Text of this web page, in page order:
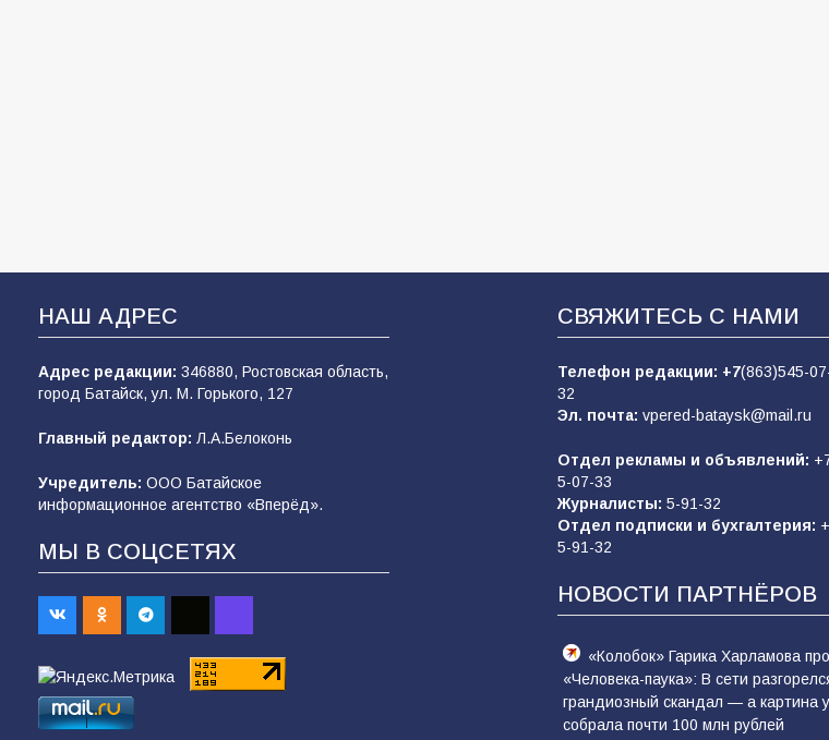
НАШ АДРЕС
Адрес редакции: 346880, Ростовская область,
город Батайск, ул. М. Горького, 127
Главный редактор: Л.А.Белоконь
Учредитель: ООО Батайское
информационное агентство «Вперёд».
МЫ В СОЦСЕТЯХ
СВЯЖИТЕСЬ С НАМИ
Телефон редакции: +7(863)545-
32
Эл. почта: vpered-bataysk@mail.ru
Отдел рекламы и объявлений:
5-07-33
Журналисты: 5-91-32
Отдел подписки и бухгалтерия:
5-91-32
НОВОСТИ ПАРТНЁРОВ
«Колобок» Гарика Харламова
«Человека-паука»: В сети
грандиозный скандал — а картина
собрала почти 100 млн рублей